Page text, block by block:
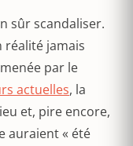
sûr scandaliser.
réalité jamais
par le
actuelles, la
et, pire encore,
auraient « été